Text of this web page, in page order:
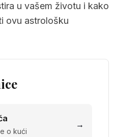
u vašem životu i kako
ovu astrološku
o kući
→